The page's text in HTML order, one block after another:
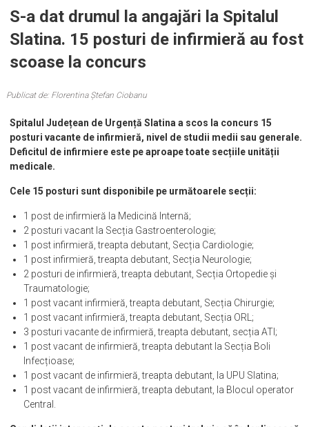
S-a dat drumul la angajări la Spitalul
Slatina. 15 posturi de infirmieră au fost
scoase la concurs
Publicat de: Florentina Ștefan Ciobanu
Spitalul Județean de Urgență Slatina a scos la concurs 15
posturi vacante de infirmieră, nivel de studii medii sau generale.
Deficitul de infirmiere este pe aproape toate secțiile unității
medicale.
Cele 15 posturi sunt disponibile pe următoarele secții:
1 post de infirmieră la Medicină Internă;
2 posturi vacant la Secția Gastroenterologie;
1 post infirmieră, treapta debutant, Secția Cardiologie;
1 post infirmieră, treapta debutant, Secția Neurologie;
2 posturi de infirmieră, treapta debutant, Secția Ortopedie și
Traumatologie;
1 post vacant infirmieră, treapta debutant, Secția Chirurgie;
1 post vacant infirmieră, treapta debutant, Secția ORL;
3 posturi vacante de infirmieră, treapta debutant, secția ATI;
1 post vacant de infirmieră, treapta debutant la Secția Boli
Infecțioase;
1 post vacant de infirmieră, treapta debutant, la UPU Slatina;
1 post vacant de infirmieră, treapta debutant, la Blocul operator
Central.